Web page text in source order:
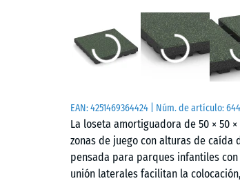
EAN:4251469364424 | Núm. de artículo:
La loseta amortiguadora de 50 × 50
zonas de juego con alturas de caída
pensada para parques infantiles
unión laterales facilitan la